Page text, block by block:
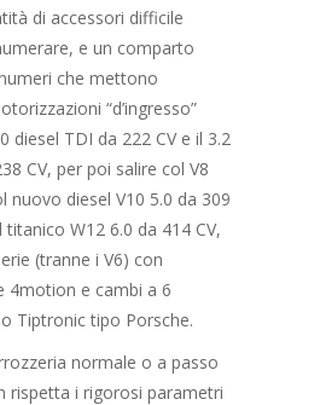
di accessori difficile
e un comparto
che mettono
“d’ingresso”
diesel TDI da 222 CV e il 3.2
CV, per poi salire col V8
nuovo diesel V10 5.0 da 309
titanico W12 6.0 da 414 CV,
(tranne i V6) con
4motion e cambi a 6
Tiptronic tipo Porsche.
normale o a passo
rispetta i rigorosi parametri